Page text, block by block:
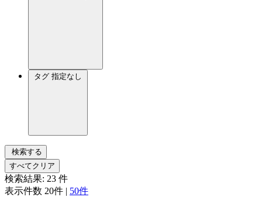
タグ 指定なし
検索する
すべてクリア
検索結果: 23 件
表示件数 20件 | 50件